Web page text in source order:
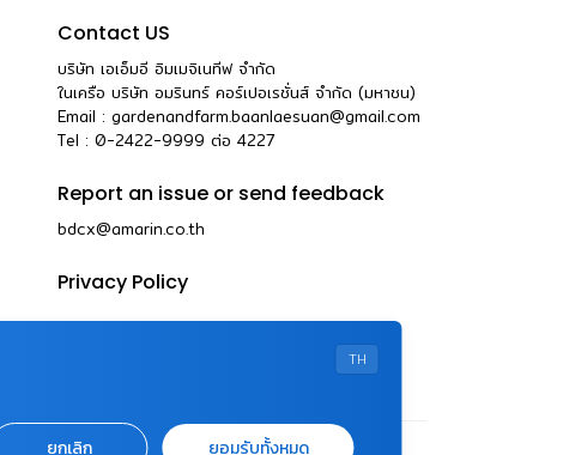
Contact US
บริษัท เอเอ็มอี อิมเมจิเนทีฟ จำกัด
ในเครือ บริษัท อมรินทร์ คอร์เปอเรชั่นส์ จำกัด (มหาชน)
Email : gardenandfarm.baanlaesuan@gmail.com
Tel : 0-2422-9999 ต่อ 4227
Report an issue or send feedback
bdcx@amarin.co.th
Privacy Policy
TH
ยกเลิก ยอมรับทั้งหมด